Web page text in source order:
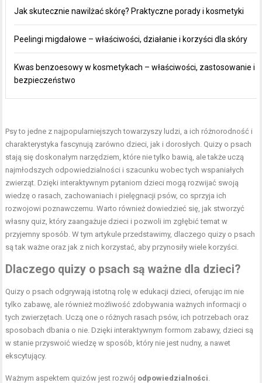
Jak skutecznie nawilżać skórę? Praktyczne porady i kosmetyki
Peelingi migdałowe – właściwości, działanie i korzyści dla skóry
Kwas benzoesowy w kosmetykach – właściwości, zastosowanie i
bezpieczeństwo
Psy to jedne z najpopularniejszych towarzyszy ludzi, a ich różnorodność i
charakterystyka fascynują zarówno dzieci, jak i dorosłych. Quizy o psach
stają się doskonałym narzędziem, które nie tylko bawią, ale także uczą
najmłodszych odpowiedzialności i szacunku wobec tych wspaniałych
zwierząt. Dzięki interaktywnym pytaniom dzieci mogą rozwijać swoją
wiedzę o rasach, zachowaniach i pielęgnacji psów, co sprzyja ich
rozwojowi poznawczemu. Warto również dowiedzieć się, jak stworzyć
własny quiz, który zaangażuje dzieci i pozwoli im zgłębić temat w
przyjemny sposób. W tym artykule przedstawimy, dlaczego quizy o psach
są tak ważne oraz jak z nich korzystać, aby przynosiły wiele korzyści.
Dlaczego quizy o psach są ważne dla dzieci?
Quizy o psach odgrywają istotną rolę w edukacji dzieci, oferując im nie
tylko zabawę, ale również możliwość zdobywania ważnych informacji o
tych zwierzętach. Uczą one o różnych rasach psów, ich potrzebach oraz
sposobach dbania o nie. Dzięki interaktywnym formom zabawy, dzieci są
w stanie przyswoić wiedzę w sposób, który nie jest nudny, a nawet
ekscytujący.
Ważnym aspektem quizów jest rozwój odpowiedzialności